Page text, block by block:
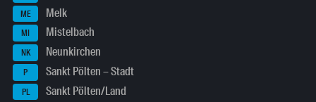
ME Melk
MI Mistelbach
NK Neunkirchen
P Sankt Pölten – Stadt
PL Sankt Pölten/Land